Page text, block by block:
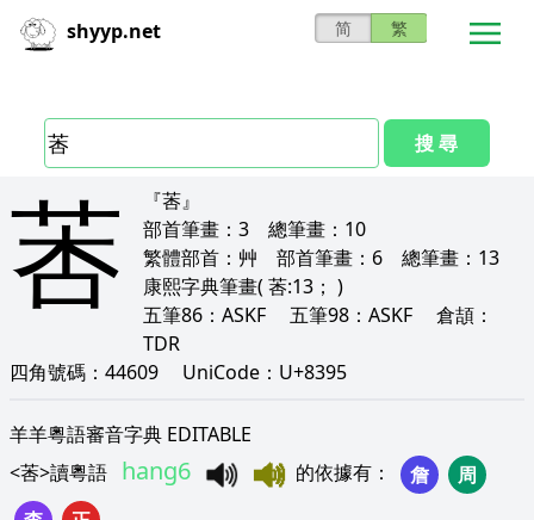
shyyp.net 简 繁
搜 尋
莕
『莕』
部首筆畫： 3 總筆畫： 10
繁體部首： 艸 部首筆畫： 6 總筆畫： 13
康熙字典筆畫( 莕:13； )
五筆86： ASKF 五筆98： ASKF 倉頡：
TDR
四角號碼： 44609 UniCode： U+8395
羊羊粵語審音字典 EDITABLE
<莕>讀粵語 hang6 的依據有 ： 詹
周